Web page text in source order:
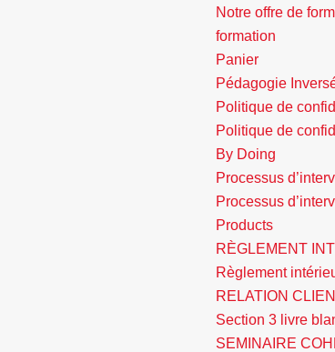
Notre offre de
formation
Panier
Pédagogie
Politique de
Politique de
By Doing
Processus
Processus
Products
RÈGLEMENT
Règlement
RELATION
Section 3 livre
SEMINAIRE